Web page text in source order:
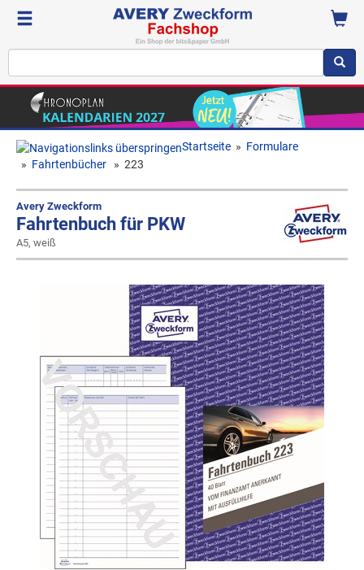
Startseite » Formulare
» Fahrtenbücher » 223
Avery Zweckform
Fahrtenbuch für PKW
A5, weiß